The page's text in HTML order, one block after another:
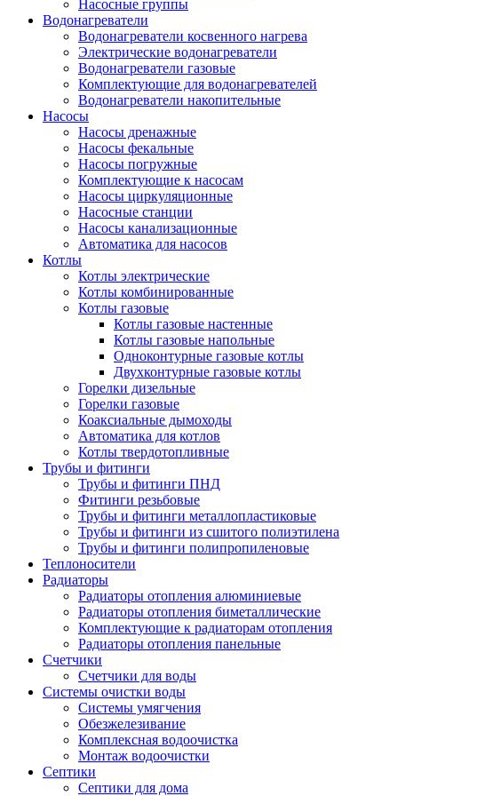
Насосные группы
Водонагреватели
Водонагреватели косвенного нагрева
Электрические водонагреватели
Водонагреватели газовые
Комплектующие для водонагревателей
Водонагреватели накопительные
Насосы
Насосы дренажные
Насосы фекальные
Насосы погружные
Комплектующие к насосам
Насосы циркуляционные
Насосные станции
Насосы канализационные
Автоматика для насосов
Котлы
Котлы электрические
Котлы комбинированные
Котлы газовые
Котлы газовые настенные
Котлы газовые напольные
Одноконтурные газовые котлы
Двухконтурные газовые котлы
Горелки дизельные
Горелки газовые
Коаксиальные дымоходы
Автоматика для котлов
Котлы твердотопливные
Трубы и фитинги
Трубы и фитинги ПНД
Фитинги резьбовые
Трубы и фитинги металлопластиковые
Трубы и фитинги из сшитого полиэтилена
Трубы и фитинги полипропиленовые
Теплоносители
Радиаторы
Радиаторы отопления алюминиевые
Радиаторы отопления биметаллические
Комплектующие к радиаторам отопления
Радиаторы отопления панельные
Cчетчики
Счетчики для воды
Системы очистки воды
Системы умягчения
Обезжелезивание
Комплексная водоочистка
Монтаж водоочистки
Септики
Септики для дома